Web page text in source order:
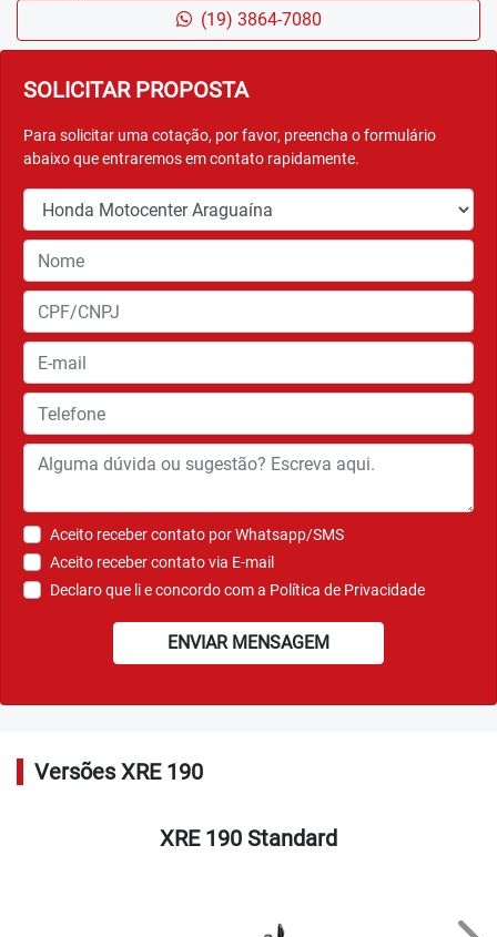
SOLICITAR PROPOSTA
Para solicitar uma cotação, por favor, preencha o formulário
abaixo que entraremos em contato rapidamente.
Aceito receber contato por Whatsapp/SMS
Aceito receber contato via E-mail
Declaro que li e concordo com a Política de Privacidade
ENVIAR MENSAGEM
(19) 3864-7080
Versões XRE 190
XRE 190 Standard